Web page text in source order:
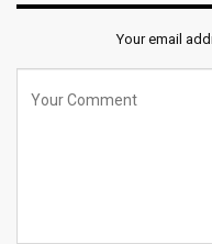
Your email